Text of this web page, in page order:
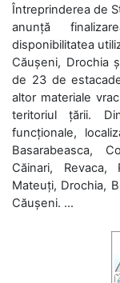
Întreprinderea de
anunță
disponibilitatea
Căușeni, Drochia
de 23 de
altor materiale
teritoriul țării.
funcționale,
Basarabeasca,
Căinari, Revaca,
Mateuți, Drochia,
Căușeni. ...